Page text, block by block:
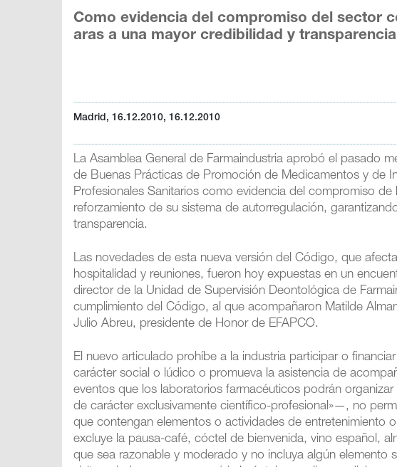
Como evidencia del compromiso del sector
aras a una mayor credibilidad y transparencia
Madrid, 16.12.2010, 16.12.2010
La Asamblea General de Farmaindustria aprobó el pasado
de Buenas Prácticas de Promoción de Medicamentos y de
Profesionales Sanitarios como evidencia del compromiso
reforzamiento de su sistema de autorregulación,
transparencia.
Las novedades de esta nueva versión del Código, que
hospitalidad y reuniones, fueron hoy expuestas en un
director de la Unidad de Supervisión Deontológica de
cumplimiento del Código, al que acompañaron Matilde
Julio Abreu, presidente de Honor de EFAPCO.
El nuevo articulado prohíbe a la industria participar o
carácter social o lúdico o promueva la asistencia de
eventos que los laboratorios farmacéuticos podrán
de carácter exclusivamente científico-profesional»—, no
que contengan elementos o actividades de entretenimiento
excluye la pausa-café, cóctel de bienvenida, vino español,
que sea razonable y moderado y no incluya algún